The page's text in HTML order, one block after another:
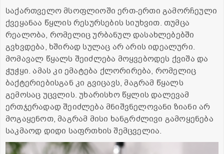
საქართველო მსოფლიოში ერთ-ერთი გამორჩეული
ქვეყანაა წყლის რესურსების სიუხვით. თუმცა
რეალობა, რომელიც ურბანულ დასახლებებში
გვხვდება, ხშირად სულაც არ არის იდეალური.
მომავალ წყალს შეიძლება მოყვებოდეს ქვიშა და
ჭუჭყი. ამას კი ემატება ქლორირება, რომელიც
ბაქტერიებისგან კი გვიცავს, მაგრამ წყალს
გემოსაც უცვლის. უხარისხო წყლის დალევამ
ერთჯერადად შეიძლება მნიშვნელოვანი ზიანი არ
მოგაყენოთ, მაგრამ მისი ხანგრძლივი გამოყენება
საკმაოდ დიდი საფრთხის შემცველია.